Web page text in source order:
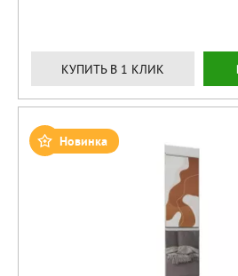
КУПИТЬ В 1 КЛИК
Новинка